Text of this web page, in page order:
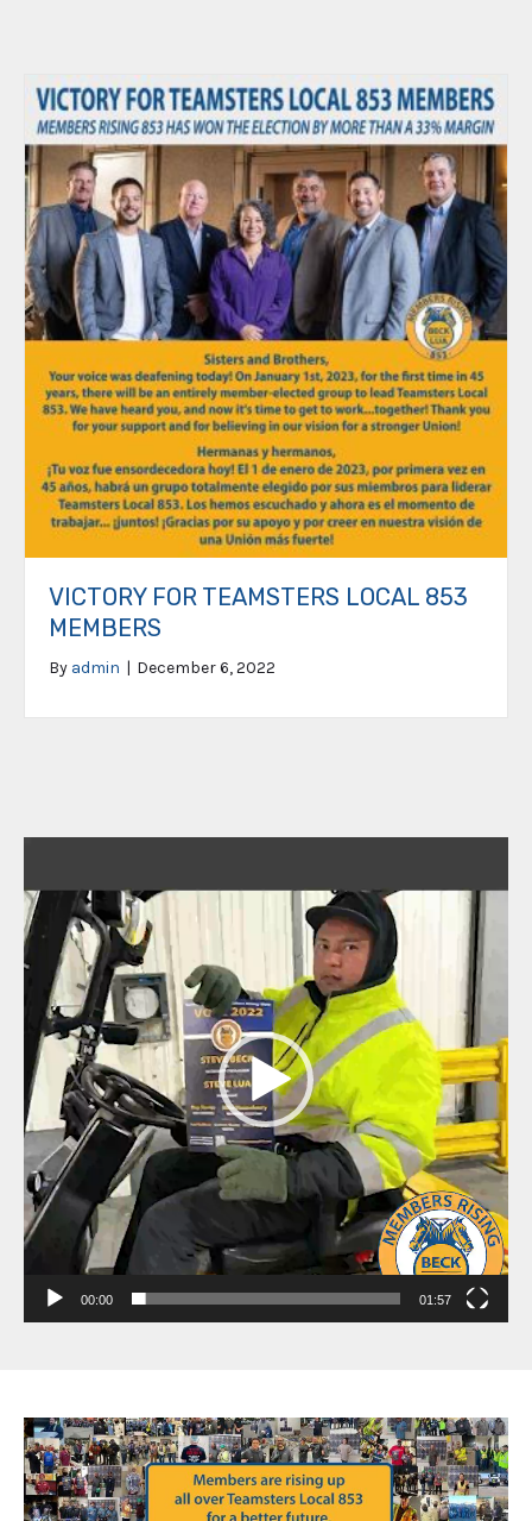
VICTORY FOR TEAMSTERS LOCAL 853
MEMBERS
By admin | December 6, 2022
Player
00:00 01:57